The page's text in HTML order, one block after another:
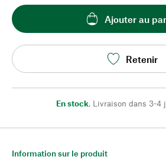
Ajouter au
Retenir
En stock, Livraison dans 3-4
Information sur le produit